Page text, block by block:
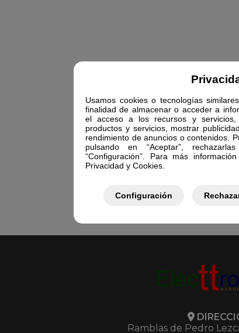
Usamos cookies o tecnologías
finalidad de almacenar o acceder a
el acceso a los recursos y
productos y servicios, mostrar
rendimiento de anuncios o contenidos.
pulsando en “Aceptar”,
“Configuración”. Para más
Privacidad y Cookies.
Configuración
Ramblas de Pedro